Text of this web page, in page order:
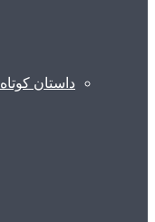
داستان کوتاه